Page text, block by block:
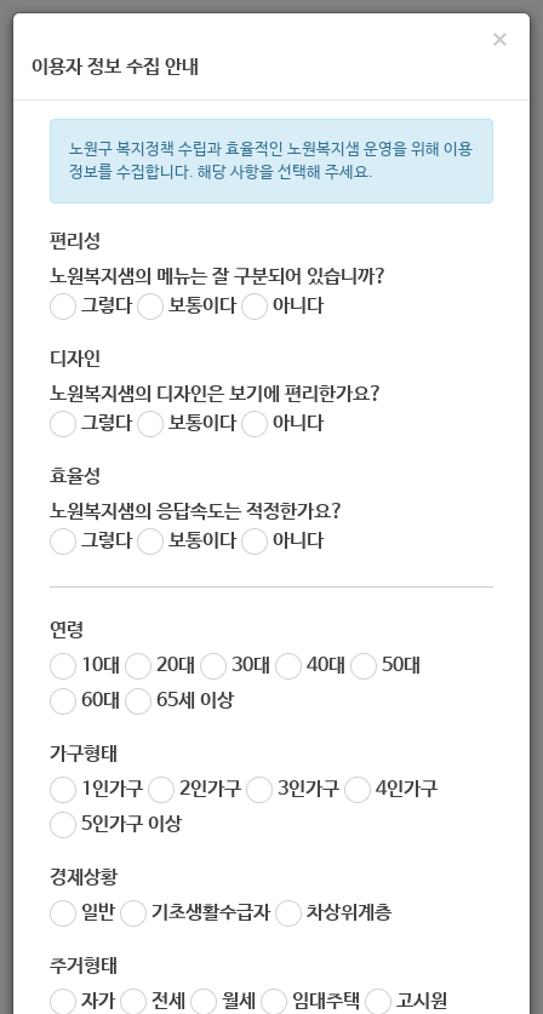
주간 인기검색어
한눈으로 보는 복지 정보
×
이용자 정보 수집 안내
노원구 복지정책 수립과 효율적인 노원복지샘 운영을 위해 이용
정보를 수집합니다. 해당 사항을 선택해 주세요.
편리성
노원복지샘의 메뉴는 잘 구분되어 있습니까?
그렇다
보통이다 아니다
디자인
노원복지샘의 디자인은 보기에 편리한가요?
그렇다
보통이다 아니다
효율성
노원복지샘의 응답속도는 적정한가요?
그렇다
보통이다 아니다
연령
10대
20대 30대 40대
50대
60대
65세 이상
가구형태
1인가구
2인가구 3인가구
4인가구
5인가구 이상
경제상황
일반
기초생활수급자 차상위계층
주거형태
자가
전세 월세 임대주택
고시원
Re:Re:게시판 글쓰기 테스트
nowonbokjisam
작성일 2019-10-04 09:26
답글은 관리자만 작성할 수 있습니다
좋아요0 싫어요
전체0